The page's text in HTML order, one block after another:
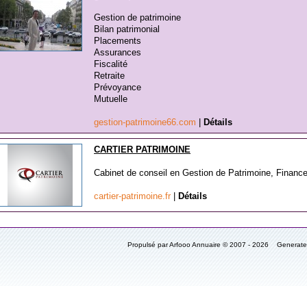
Gestion de patrimoine
Bilan patrimonial
Placements
Assurances
Fiscalité
Retraite
Prévoyance
Mutuelle
gestion-patrimoine66.com Détails
CARTIER PATRIMOINE
Cabinet de conseil en Gestion de Patrimoine,
cartier-patrimoine.fr Détails
Propulsé par Arfooo Annuaire © 2007 - 2026